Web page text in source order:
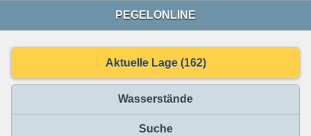
PEGELONLINE
Aktuelle Lage (162)
Wasserstände
Suche